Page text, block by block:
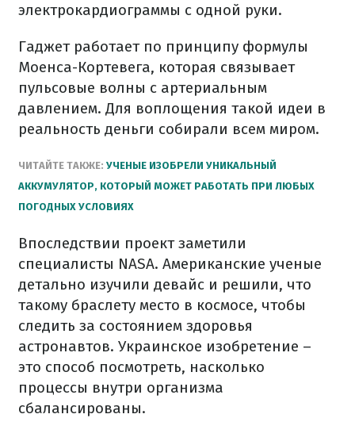
электрокардиограммы с одной руки.
Гаджет работает по принципу формулы
Моенса-Кортевега, которая связывает
пульсовые волны с артериальным
давлением. Для воплощения такой идеи в
реальность деньги собирали всем миром.
ЧИТАЙТЕ ТАКЖЕ: УЧЕНЫЕ ИЗОБРЕЛИ УНИКАЛЬНЫЙ
АККУМУЛЯТОР, КОТОРЫЙ МОЖЕТ РАБОТАТЬ ПРИ ЛЮБЫХ
ПОГОДНЫХ УСЛОВИЯХ
Впоследствии проект заметили
специалисты NASA. Американские ученые
детально изучили девайс и решили, что
такому браслету место в космосе, чтобы
следить за состоянием здоровья
астронавтов. Украинское изобретение –
это способ посмотреть, насколько
процессы внутри организма
сбалансированы.